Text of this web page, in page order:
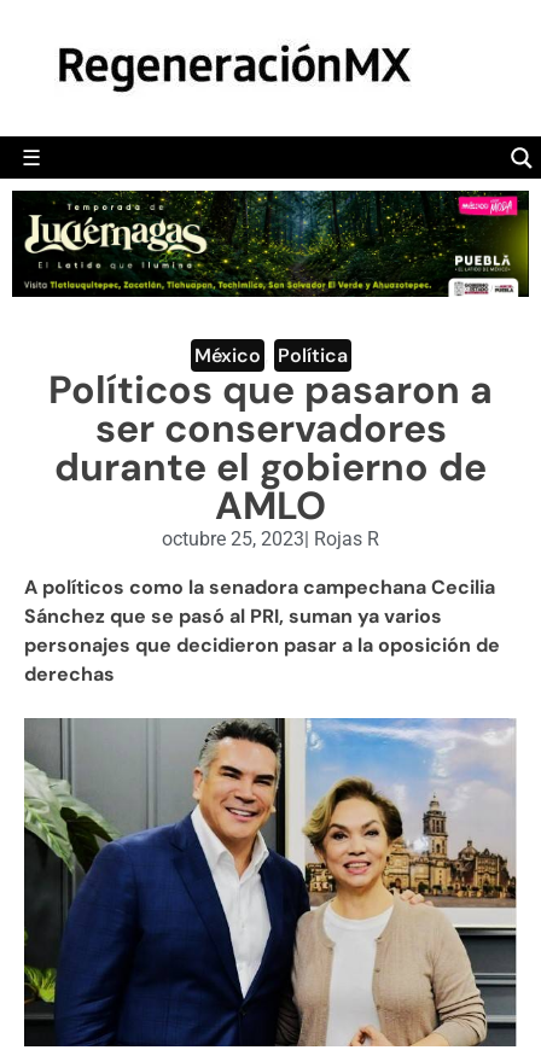
☰
POLÍTICA
CAMALEÓN
OPINIÓN
DEPORTES
ENGLISH SECTION
VIDEOS
México Política
Políticos que pasaron a
ser conservadores
durante el gobierno de
AMLO
octubre 25, 2023| Rojas R
A políticos como la senadora campechana Cecilia
Sánchez que se pasó al PRI, suman ya varios
personajes que decidieron pasar a la oposición de
derechas